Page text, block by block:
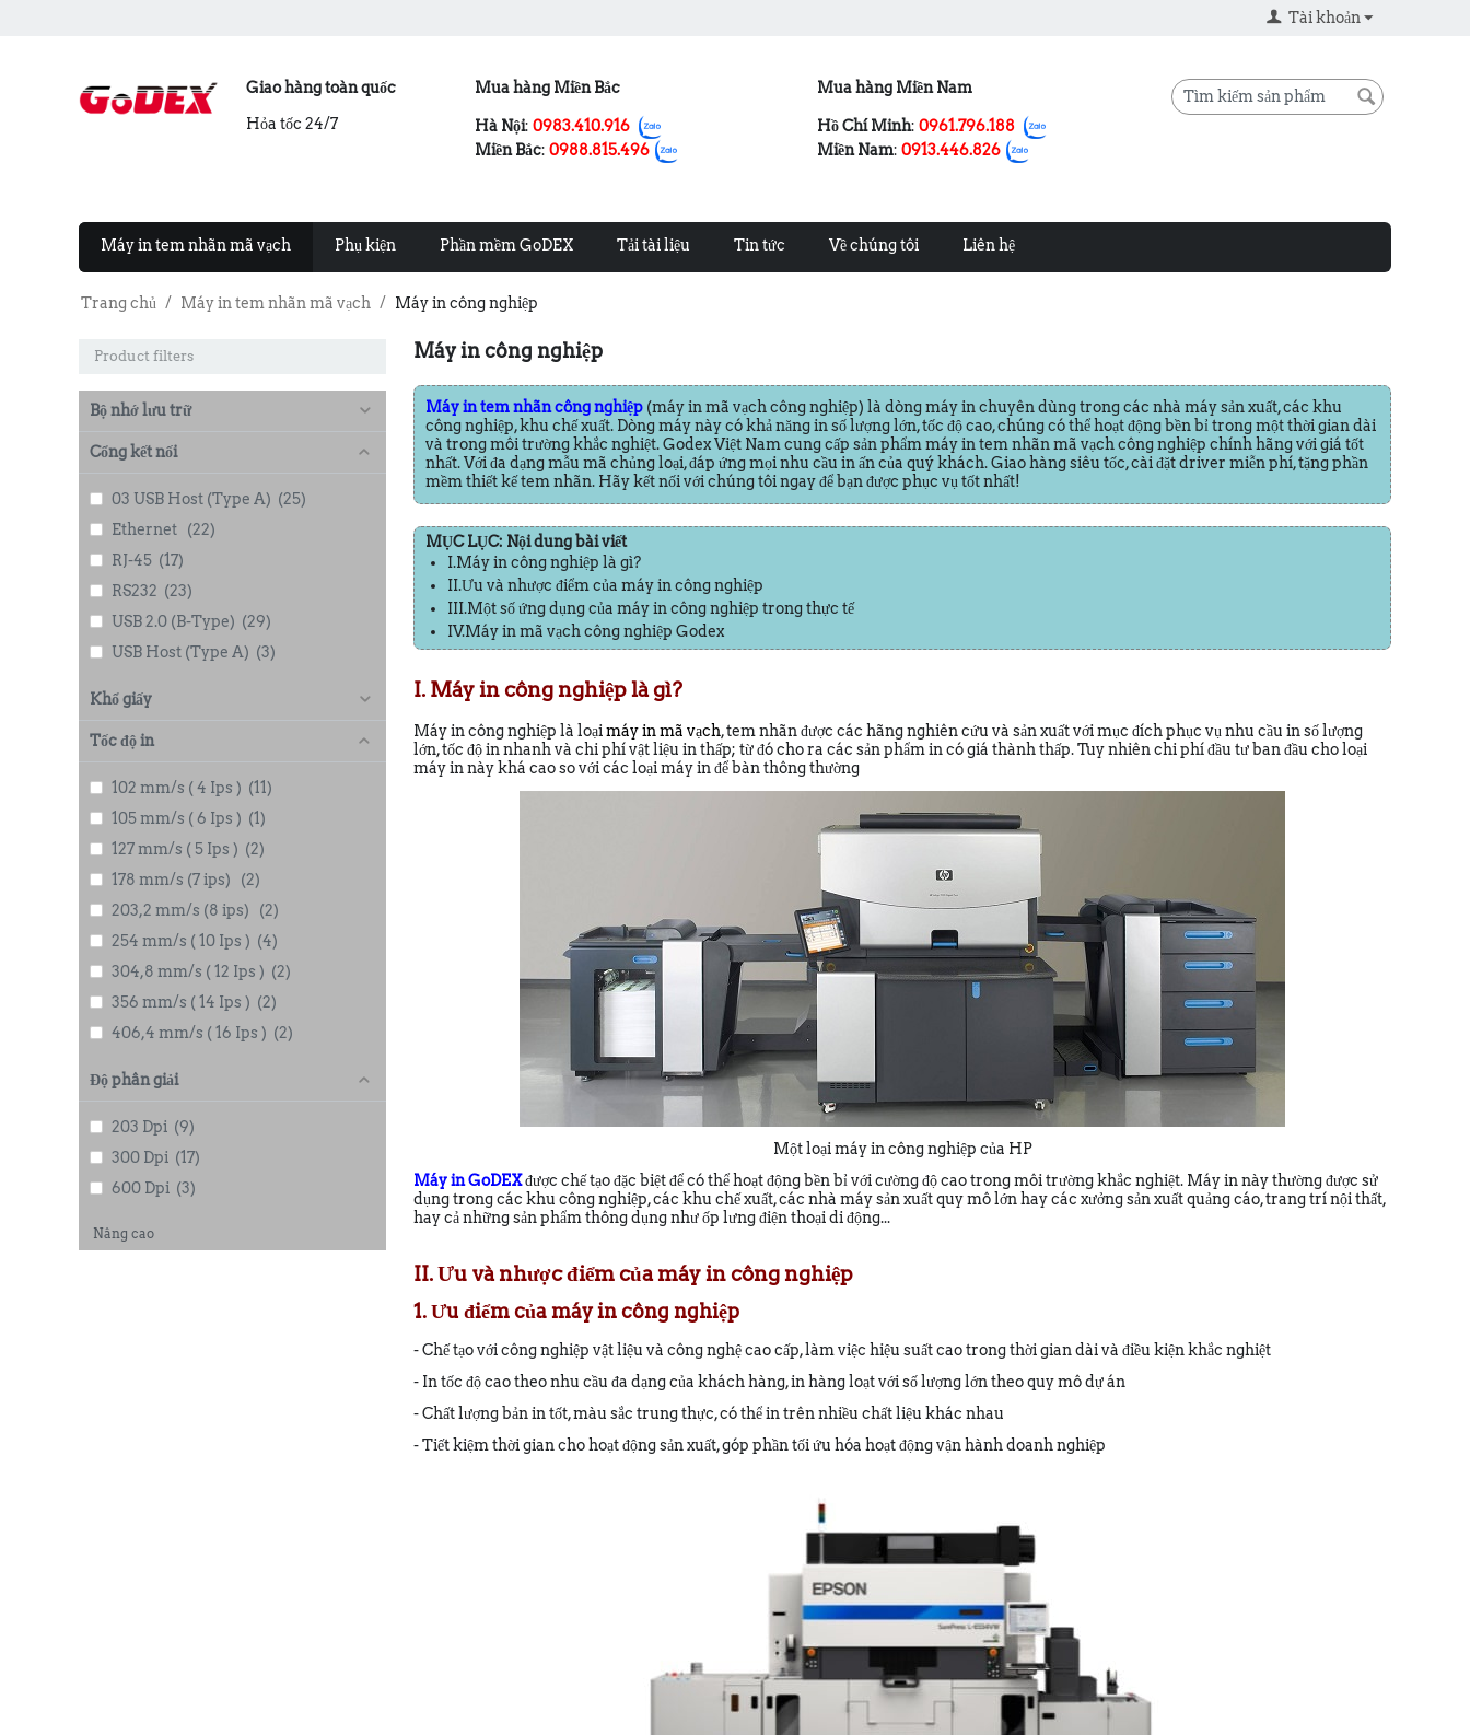
Tài khoản
Giao hàng toàn quốc
Hỏa tốc 24/7
Mua hàng Miền Bắc
Hà Nội: 0983.410.916
Miền Bắc: 0988.815.496
Mua hàng Miền Nam
Hồ Chí Minh: 0961.796.188
Miền Nam: 0913.446.826
Máy in tem nhãn mã vạch Phụ kiện Phần mềm GoDEX Tải tài liệu Tin tức Về chúng tôi Liên hệ
Trang chủ / Máy in tem nhãn mã vạch / Máy in công nghiệp
Product filters
Bộ nhớ lưu trữ
Cổng kết nối
03 USB Host (Type A) (25)
Ethernet
(22)
RJ-45 (17)
RS232 (23)
USB 2.0 (B-Type) (29)
USB Host (Type A) (3)
Khổ giấy
Tốc độ in
102 mm/s ( 4 Ips ) (11)
105 mm/s ( 6 Ips ) (1)
127 mm/s ( 5 Ips ) (2)
178 mm/s (7 ips)
(2)
203,2 mm/s (8 ips)
(2)
254 mm/s ( 10 Ips ) (4)
304,8 mm/s ( 12 Ips ) (2)
356 mm/s ( 14 Ips ) (2)
406,4 mm/s ( 16 Ips ) (2)
Độ phân giải
203 Dpi (9)
300 Dpi (17)
600 Dpi (3)
Nâng cao
Máy in công nghiệp
Máy in tem nhãn công nghiệp (máy in mã vạch công nghiệp) là dòng máy in chuyên dùng trong các nhà máy sản xuất, các khu
công nghiệp, khu chế xuất. Dòng máy này có khả năng in số lượng lớn, tốc độ cao, chúng có thể hoạt động bền bỉ trong một thời gian dài
và trong môi trường khắc nghiệt. Godex Việt Nam cung cấp sản phẩm máy in tem nhãn mã vạch công nghiệp chính hãng với giá tốt
nhất. Với đa dạng mẫu mã chủng loại, đáp ứng mọi nhu cầu in ấn của quý khách. Giao hàng siêu tốc, cài đặt driver miễn phí, tặng phần
mềm thiết kế tem nhãn. Hãy kết nối với chúng tôi ngay để bạn được phục vụ tốt nhất!
MỤC LỤC: Nội dung bài viết
I.Máy in công nghiệp là gì?
II.Ưu và nhược điểm của máy in công nghiệp
III.Một số ứng dụng của máy in công nghiệp trong thực tế
IV.Máy in mã vạch công nghiệp Godex
I. Máy in công nghiệp là gì?
Máy in công nghiệp là loạimáy in mã vạch, tem nhãn được các hãng nghiên cứu và sản xuất với mục đích phục vụ nhu cầu in số lượng
lớn, tốc độ in nhanh và chi phí vật liệu in thấp; từ đó cho ra các sản phẩm in có giá thành thấp. Tuy nhiên chi phí đầu tư ban đầu cho loại
máy in này khá cao so với các loại máy in để bàn thông thường
Một loại máy in công nghiệp của HP
Máy in GoDEXđược chế tạo đặc biệt để có thể hoạt động bền bỉ với cường độ cao trong môi trường khắc nghiệt. Máy in này thường được sử
dụng trong các khu công nghiệp, các khu chế xuất, các nhà máy sản xuất quy mô lớn hay các xưởng sản xuất quảng cáo, trang trí nội thất,
hay cả những sản phẩm thông dụng như ốp lưng điện thoại di động...
II. Ưu và nhược điểm của máy in công nghiệp
1. Ưu điểm của máy in công nghiệp
- Chế tạo với công nghiệp vật liệu và công nghệ cao cấp, làm việc hiệu suất cao trong thời gian dài và điều kiện khắc nghiệt
- In tốc độ cao theo nhu cầu đa dạng của khách hàng, in hàng loạt với số lượng lớn theo quy mô dự án
- Chất lượng bản in tốt, màu sắc trung thực, có thể in trên nhiều chất liệu khác nhau
- Tiết kiệm thời gian cho hoạt động sản xuất, góp phần tối ứu hóa hoạt động vận hành doanh nghiệp